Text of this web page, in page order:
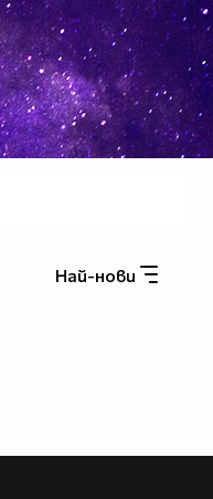
Най-нови